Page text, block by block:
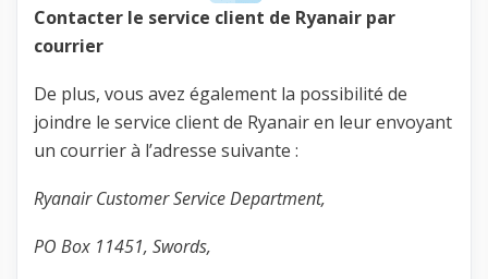
Contacter le service client de Ryanair par
courrier
De plus, vous avez également la possibilité de
joindre le service client de Ryanair en leur envoyant
un courrier à l’adresse suivante :
Ryanair Customer Service Department,
PO Box 11451, Swords,